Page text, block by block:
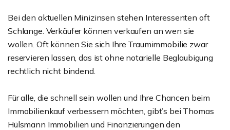
Bei den aktuellen Minizinsen stehen Interessenten oft
Schlange. Verkäufer können verkaufen an wen sie
wollen. Oft können Sie sich Ihre Traumimmobilie zwar
reservieren lassen, das ist ohne notarielle Beglaubigung
rechtlich nicht bindend.
Für alle, die schnell sein wollen und Ihre Chancen beim
Immobilienkauf verbessern möchten, gibt’s bei Thomas
Hülsmann Immobilien und Finanzierungen den